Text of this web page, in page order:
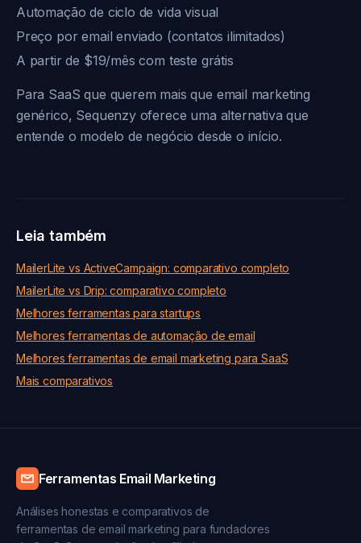
Automação de ciclo de vida visual
Preço por email enviado (contatos ilimitados)
A partir de $19/mês com teste grátis
Para SaaS que querem mais que email marketing
genérico, Sequenzy oferece uma alternativa que
entende o modelo de negócio desde o início.
Leia também
MailerLite vs ActiveCampaign: comparativo completo
MailerLite vs Drip: comparativo completo
Melhores ferramentas para startups
Melhores ferramentas de automação de email
Melhores ferramentas de email marketing para SaaS
Mais comparativos
Ferramentas Email Marketing
Análises honestas e comparativos de
ferramentas de email marketing para fundadores